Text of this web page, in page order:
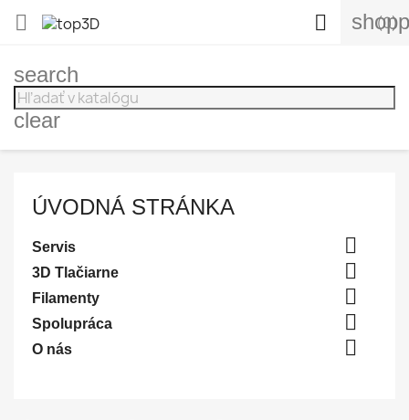
 (0)

search
clear
ÚVODNÁ STRÁNKA
Servis 
3D Tlačiarne 
Filamenty 
Spolupráca 
O nás 